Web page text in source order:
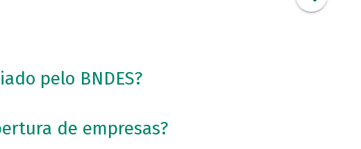
pelo BNDES?
de empresas?